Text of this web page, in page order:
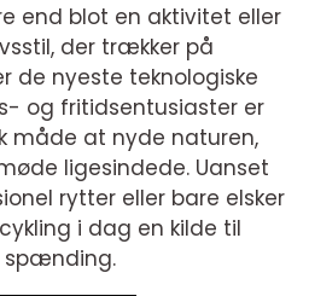
end blot en aktivitet eller
der trækker på
de nyeste teknologiske
og fritidsentusiaster er
måde at nyde naturen,
ligesindede. Uanset
rytter eller bare elsker
i dag en kilde til